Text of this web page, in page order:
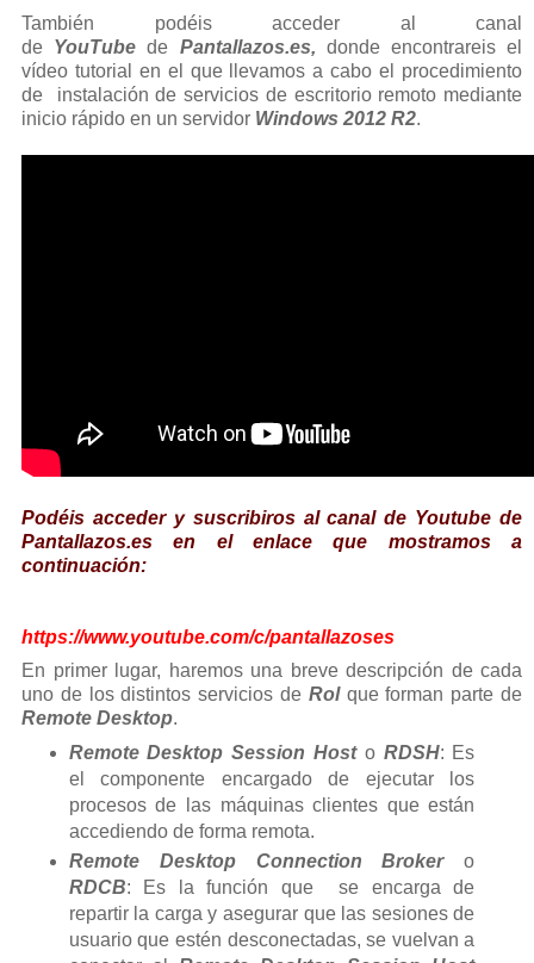
También podéis acceder al canal
de YouTubede Pantallazos.es, donde encontrareis el
vídeo tutorial en el que llevamos a cabo el procedimiento
de instalación de servicios de escritorio remoto mediante
inicio rápido en un servidor Windows 2012 R2.
Podéis acceder y suscribiros al canal de Youtube de
Pantallazos.es en el enlace que mostramos a
continuación:
https://www.youtube.com/c/pantallazoses
En primer lugar, haremos una breve descripción de cada
uno de los distintos servicios de Rol que forman parte de
Remote Desktop.
Remote Desktop Session Hosto RDSH: Es
el componente encargado de ejecutar los
procesos de las máquinas clientes que están
accediendo de forma remota.
Remote Desktop Connection Brokero
RDCB: Es la función que se encarga de
repartir la carga y asegurar que las sesiones de
usuario que estén desconectadas, se vuelvan a